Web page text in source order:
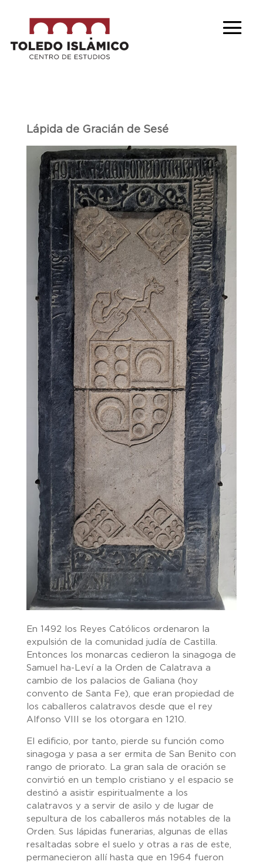
Lápida de Gracián de Sesé
En 1492 los Reyes Católicos ordenaron la
expulsión de la comunidad judía de Castilla.
Entonces los monarcas cedieron la sinagoga de
Samuel ha-Leví a la Orden de Calatrava a
cambio de los palacios de Galiana (hoy
convento de Santa Fe), que eran propiedad de
los caballeros calatravos desde que el rey
Alfonso VIII se los otorgara en 1210.
El edificio, por tanto, pierde su función como
sinagoga y pasa a ser ermita de San Benito con
rango de priorato. La gran sala de oración se
convirtió en un templo cristiano y el espacio se
destinó a asistir espiritualmente a los
calatravos y a servir de asilo y de lugar de
sepultura de los caballeros más notables de la
Orden. Sus lápidas funerarias, algunas de ellas
resaltadas sobre el suelo y otras a ras de este,
permanecieron allí hasta que en 1964 fueron